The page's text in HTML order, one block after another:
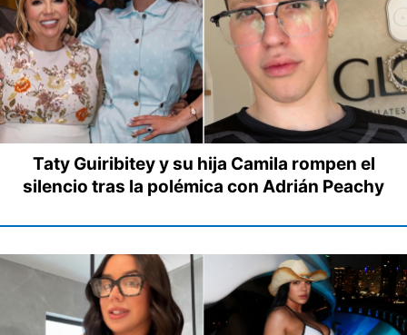
Taty Guiribitey y su hija Camila rompen el
silencio tras la polémica con Adrián Peachy